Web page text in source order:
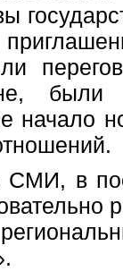
были
начало
СМИ, в